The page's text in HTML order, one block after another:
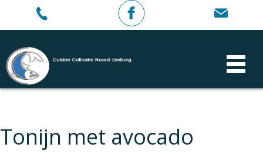
Tonijn met avocado